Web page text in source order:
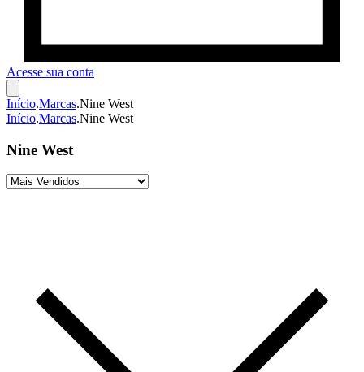
Acesse sua conta
Início.Marcas.Nine West
Início.Marcas.Nine West
Nine West